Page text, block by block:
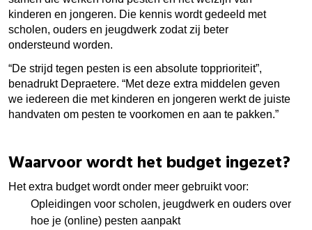
kinderen en jongeren. Die kennis wordt gedeeld met
scholen, ouders en jeugdwerk zodat zij beter
ondersteund worden.
“De strijd tegen pesten is een absolute topprioriteit”,
benadrukt Depraetere. “Met deze extra middelen geven
we iedereen die met kinderen en jongeren werkt de juiste
handvaten om pesten te voorkomen en aan te pakken.”
Waarvoor wordt het budget ingezet?
Het extra budget wordt onder meer gebruikt voor:
Opleidingen voor scholen, jeugdwerk en ouders over
hoe je (online) pesten aanpakt